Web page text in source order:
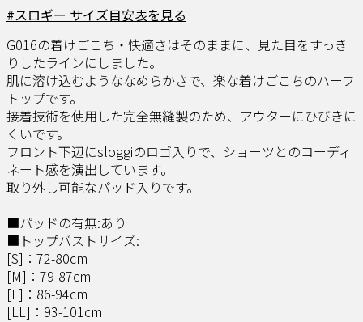
#スロギー サイズ目安表を見る
G016の着けごこち・快適さはそのままに、見た目をすっき
りしたラインにしました。
肌に溶け込むようななめらかさで、楽な着けごこちのハーフ
トップです。
接着技術を使用した完全無縫製のため、アウターにひびきに
くいです。
フロント下辺にsloggiのロゴ入りで、ショーツとのコーディ
ネート感を演出しています。
取り外し可能なパッド入りです。
■パッドの有無:あり
■トップバストサイズ:
[S]：72-80cm
[M]：79-87cm
[L]：86-94cm
[LL]：93-101cm